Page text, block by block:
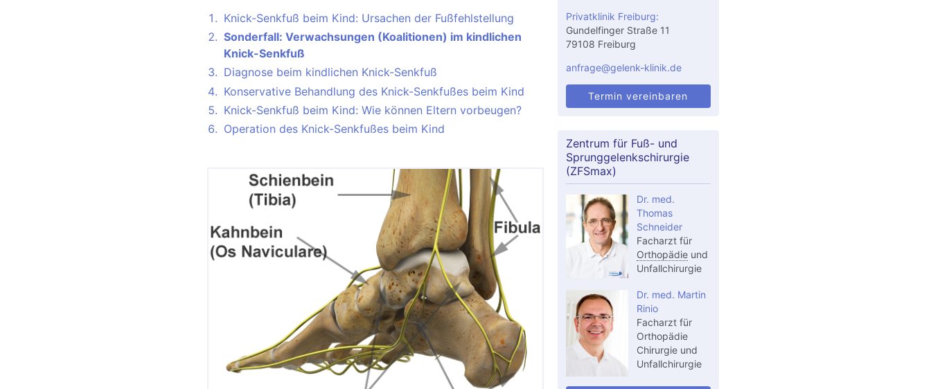
Knick-Senkfuß beim Kind: Ursachen der Fußfehlstellung
Sonderfall: Verwachsungen (Koalitionen) im kindlichen
Knick-Senkfuß
Diagnose beim kindlichen Knick-Senkfuß
Konservative Behandlung des Knick-Senkfußes beim Kind
Knick-Senkfuß beim Kind: Wie können Eltern vorbeugen?
Operation des Knick-Senkfußes beim Kind
Privatklinik Freiburg:
Gundelfinger Straße 11
79108 Freiburg
anfrage@gelenk-klinik.de
Termin vereinbaren
Zentrum für Fuß- und
Sprunggelenkschirurgie
(ZFSmax)
Dr. med.
Thomas
Schneider
Facharzt für
Orthopädieund
Unfallchirurgie
Dr. med. Martin
Rinio
Facharzt für
Orthopädie
Chirurgie und
Unfallchirurgie